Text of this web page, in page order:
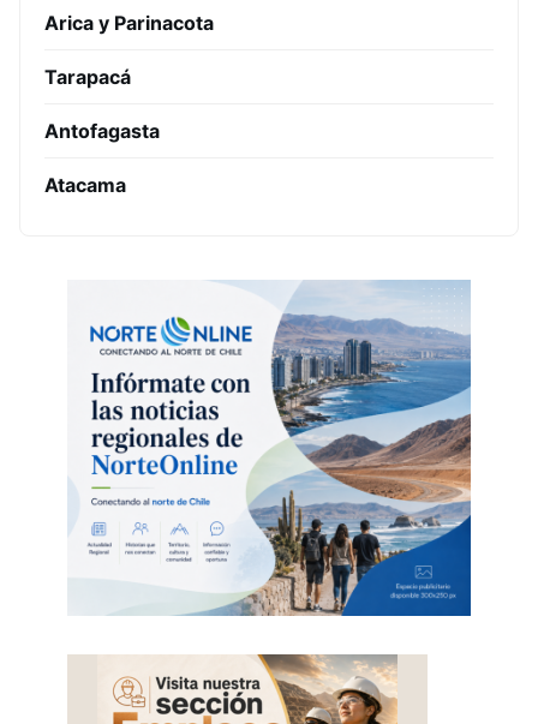
Arica y Parinacota
Tarapacá
Antofagasta
Atacama